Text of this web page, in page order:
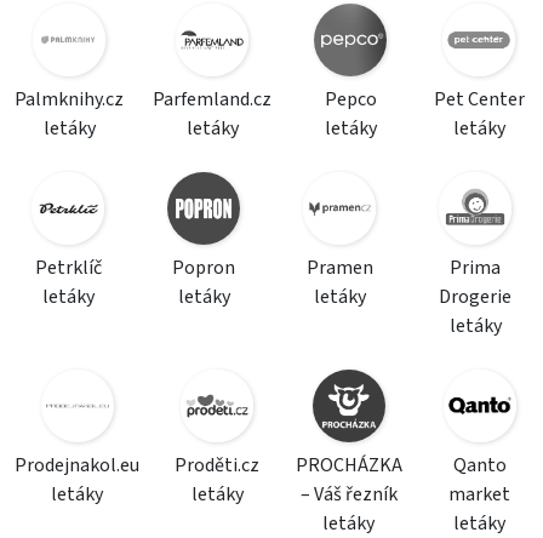
Palmknihy.cz
letáky
Parfemland.cz
letáky
Pepco
letáky
Pet Center
letáky
Petrklíč
letáky
Popron
letáky
Pramen
letáky
Prima
Drogerie
letáky
Prodejnakol.eu
letáky
Proděti.cz
letáky
PROCHÁZKA
– Váš řezník
letáky
Qanto
market
letáky